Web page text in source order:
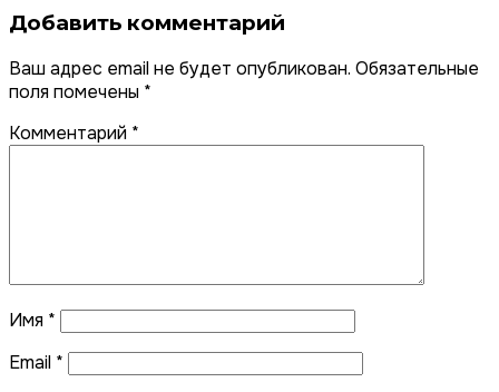
Добавить комментарий
Ваш адрес email не будет опубликован. Обязательные
поля помечены *
Комментарий *
Имя *
Email *